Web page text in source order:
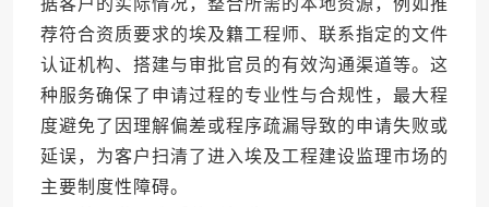
据客户的实际情况，整合所需的本地资源，例如推
荐符合资质要求的埃及籍工程师、联系指定的文件
认证机构、搭建与审批官员的有效沟通渠道等。这
种服务确保了申请过程的专业性与合规性，最大程
度避免了因理解偏差或程序疏漏导致的申请失败或
延误，为客户扫清了进入埃及工程建设监理市场的
主要制度性障碍。